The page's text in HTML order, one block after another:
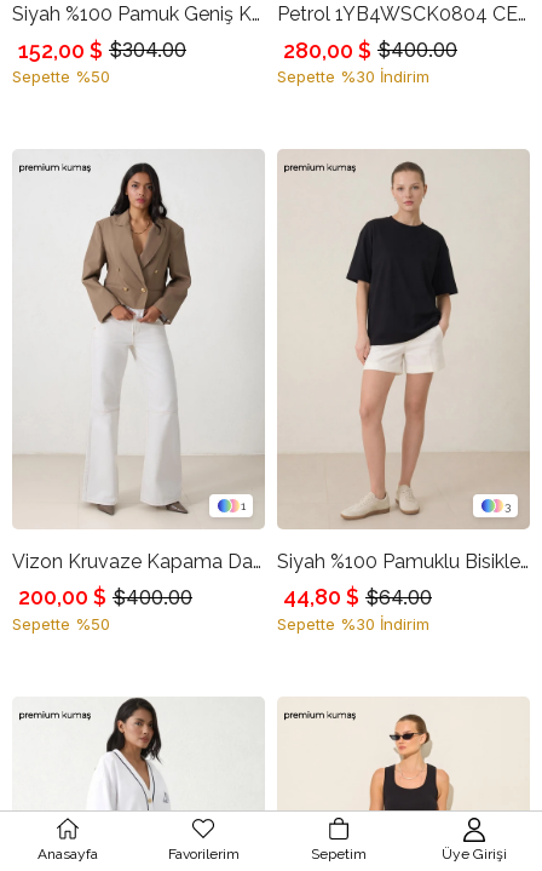
Siyah %100 Pamuk Geniş Kalıp Kare Yaka Pamuklu Dikiş Detaylı Midi Boy Elbise
$304.00
152,00 $
Sepette %50
Petrol 1YB4WSCK0804 CEKET
$400.00
280,00 $
Sepette %30 İndirim
1
Vizon Kruvaze Kapama Dantel Detaylı Uzun Kollu Kısa Ceket
$400.00
200,00 $
Sepette %50
3
Siyah %100 Pamuklu Bisiklet Yaka Basic Kısa Kollu Oversize T-Shirt
$64.00
44,80 $
Sepette %30 İndirim
Anasayfa Favorilerim Sepetim Üye Girişi